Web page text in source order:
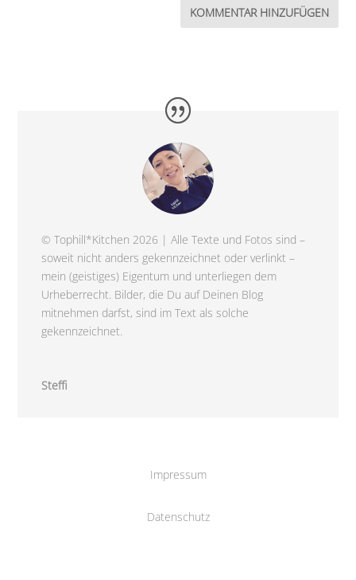
© Tophill*Kitchen 2026 | Alle Texte und Fotos sind –
soweit nicht anders gekennzeichnet oder verlinkt –
mein (geistiges) Eigentum und unterliegen dem
Urheberrecht. Bilder, die Du auf Deinen Blog
mitnehmen darfst, sind im Text als solche
gekennzeichnet.
Steffi
Impressum
Datenschutz